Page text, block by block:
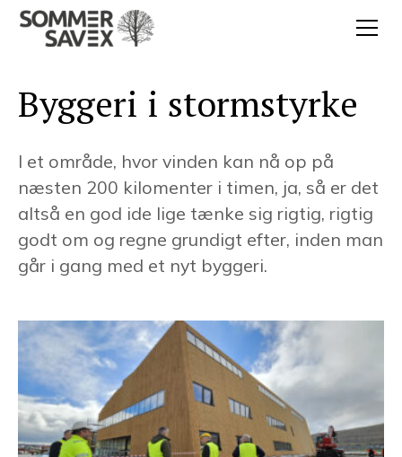
Byggeri i stormstyrke
I et område, hvor vinden kan nå op på
næsten 200 kilomenter i timen, ja, så er det
altså en god ide lige tænke sig rigtig, rigtig
godt om og regne grundigt efter, inden man
går i gang med et nyt byggeri.